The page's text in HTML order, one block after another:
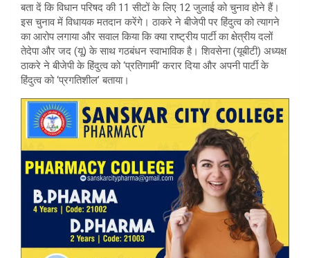
बता दें कि विधान परिषद की 11 सीटों के लिए 12 जुलाई को चुनाव होने हैं।
इस चुनाव में विधायक मतदान करेंगे। ठाकरे ने बीजेपी पर हिंदुत्व को त्यागने
का आरोप लगाया और सवाल किया कि क्या राष्ट्रीय पार्टी का क्षेत्रीय दलों
तेदेपा और जद (यू) के साथ गठबंधन स्वाभाविक है। शिवसेना (यूबीटी) अध्यक्ष
ठाकरे ने बीजेपी के हिंदुत्व को ‘प्रतिगामी’ करार दिया और अपनी पार्टी के
हिंदुत्व को ‘प्रगतिशील’ बताया।